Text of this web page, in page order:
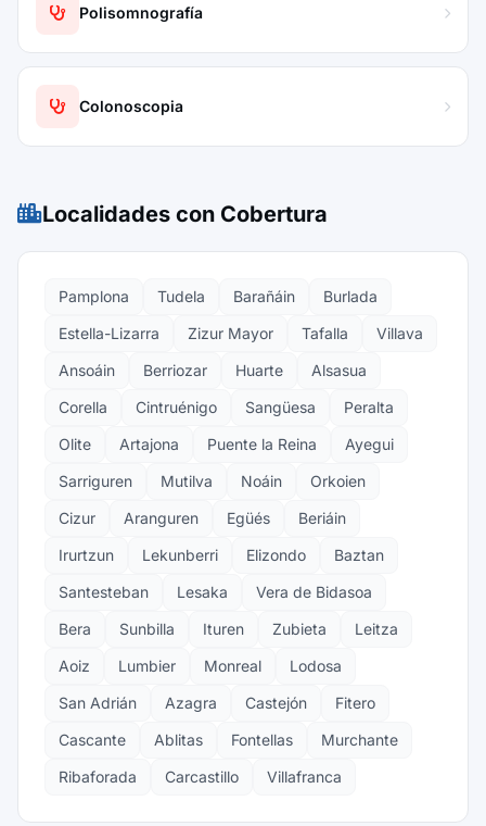
Polisomnografía
Colonoscopia
Localidades con Cobertura
Pamplona Tudela Barañáin
Burlada
Estella-Lizarra
Zizur Mayor Tafalla
Villava
Ansoáin
Berriozar Huarte
Alsasua
Corella
Cintruénigo Sangüesa
Peralta
Olite
Artajona Puente la Reina
Ayegui
Sarriguren
Mutilva Noáin
Orkoien
Cizur
Aranguren Egüés
Beriáin
Irurtzun
Lekunberri Elizondo
Baztan
Santesteban
Lesaka
Vera de Bidasoa
Bera
Sunbilla Ituren Zubieta
Leitza
Aoiz
Lumbier Monreal
Lodosa
San Adrián
Azagra Castejón
Fitero
Cascante
Ablitas Fontellas
Murchante
Ribaforada
Carcastillo Villafranca